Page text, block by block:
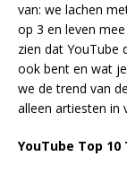
van: we lachen
op 3 en leven
zien dat YouTube
ook bent en wat
we de trend van
alleen artiesten in
YouTube Top 10